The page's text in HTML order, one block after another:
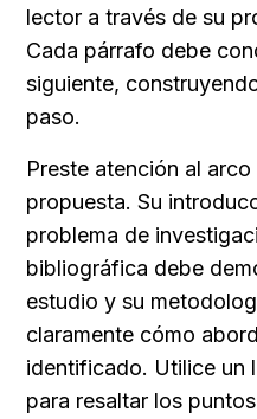
lector a través de su
Cada párrafo debe
siguiente,
paso.
Preste atención al
propuesta. Su
problema de
bibliográfica debe
estudio y su
claramente cómo
identificado. Utilice un
para resaltar los